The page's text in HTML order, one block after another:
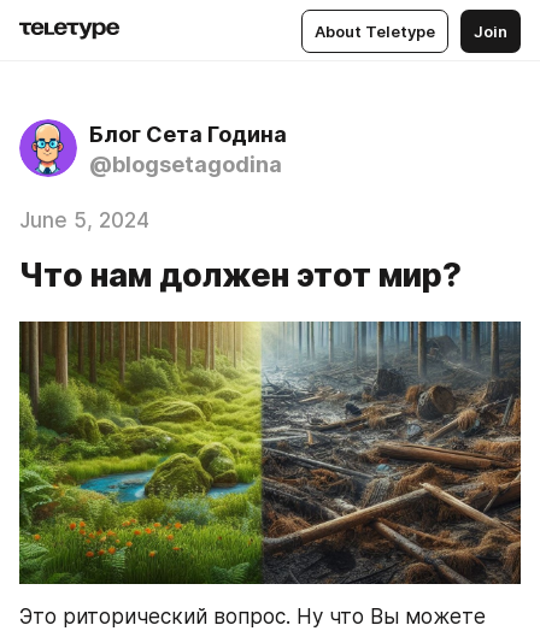
About Teletype Join
Блог Сета Година
@blogsetagodina
June 5, 2024
Что нам должен этот мир?
Это риторический вопрос. Ну что Вы можете